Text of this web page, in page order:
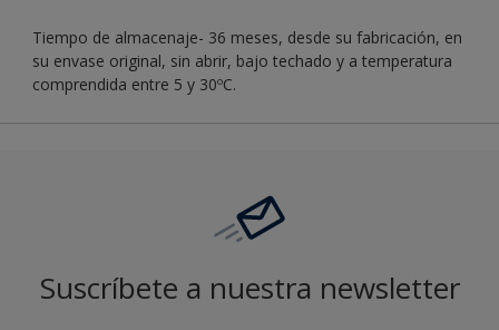
Tiempo de almacenaje- 36 meses, desde su fabricación, en
su envase original, sin abrir, bajo techado y a temperatura
comprendida entre 5 y 30ºC.
Suscríbete a nuestra newsletter